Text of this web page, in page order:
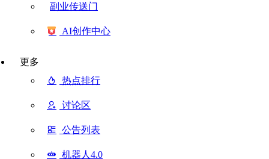
副业传送门
AI创作中心
更多
热点排行
讨论区
公告列表
机器人4.0